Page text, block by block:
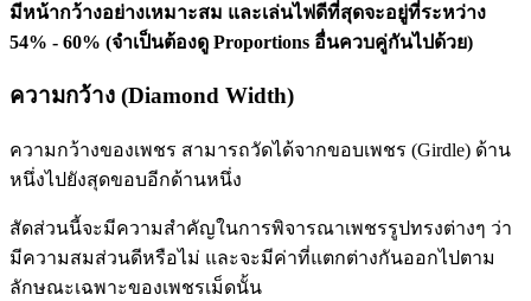
มีหน้ากว้างอย่างเหมาะสม และเล่นไฟดีที่สุดจะอยู่ที่ระหว่าง
54% - 60% (จำเป็นต้องดู Proportions อื่นควบคู่กันไปด้วย)
ความกว้าง (Diamond Width)
ความกว้างของเพชร สามารถวัดได้จากขอบเพชร (Girdle) ด้าน
หนึ่งไปยังสุดขอบอีกด้านหนึ่ง
สัดส่วนนี้จะมีความสำคัญในการพิจารณาเพชรรูปทรงต่างๆ ว่า
มีความสมส่วนดีหรือไม่ และจะมีค่าที่แตกต่างกันออกไปตาม
ลักษณะเฉพาะของเพชรเม็ดนั้น